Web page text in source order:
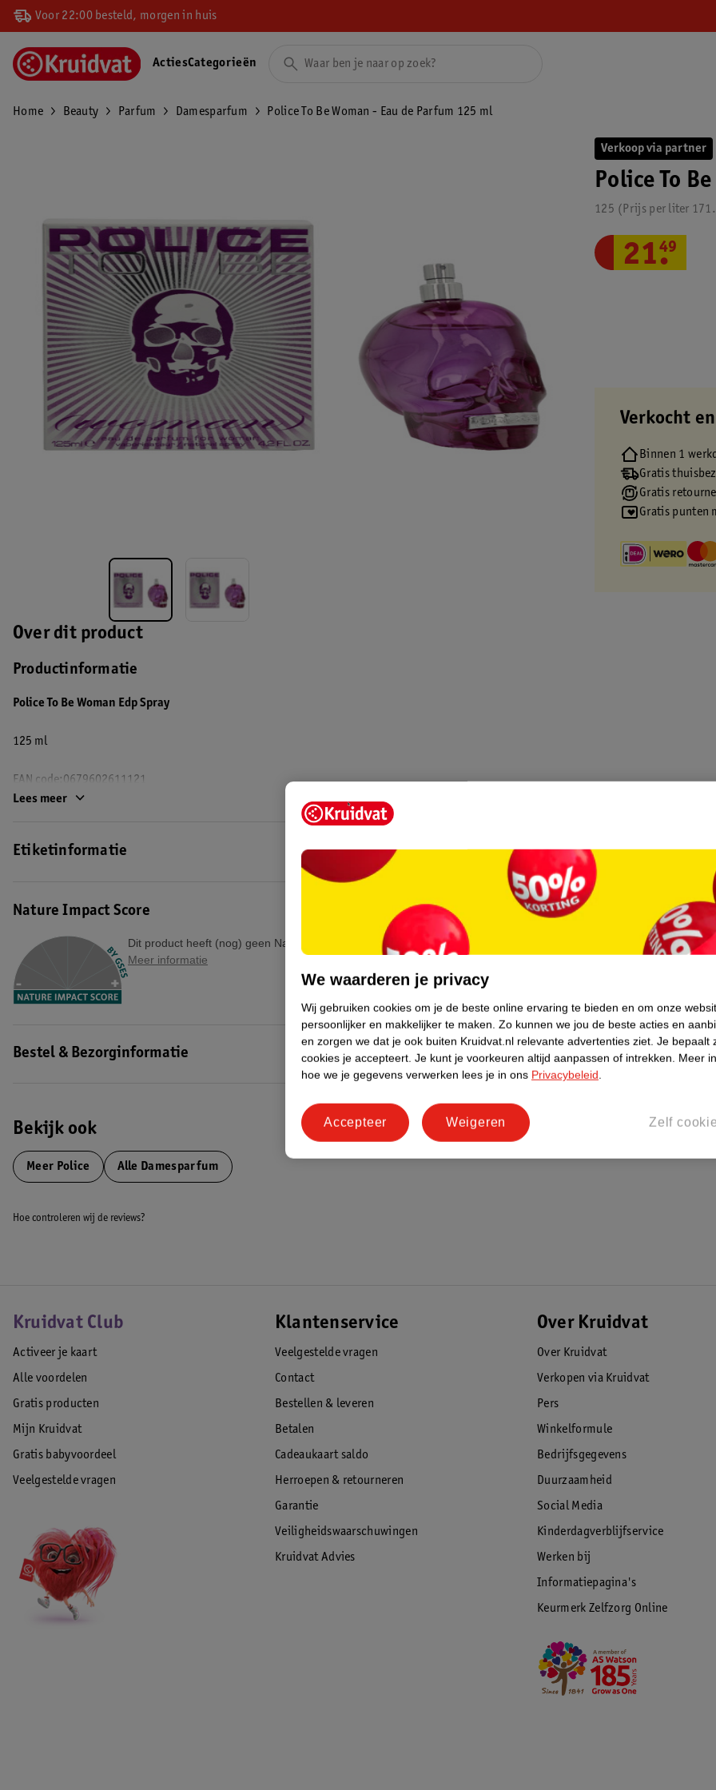
Voor 22:00 besteld, morgen in huis
ActiesCategorieën
Home Beauty Parfum Damesparfum Police To Be Woman - Eau de Parfum 125 ml
Over dit product
Productinformatie
Police To Be Woman Edp Spray
125 ml
EAN code:0679602611121
Lees meer
Etiketinformatie
Nature Impact Score
Dit product heeft (nog) geen Nature Impact Score.
Meer informatie
Bestel & Bezorginformatie
Bekijk ook
Meer Police Alle Damesparfum
Verkoop via partner
Police To
125 Prijs per liter
21.
49
Verkocht
Binnen 1
Gratis
Gratis
Gratis punten
Hoe controleren wij de reviews?
Kruidvat Club
Activeer je kaart
Alle voordelen
Gratis producten
Mijn Kruidvat
Gratis babyvoordeel
Veelgestelde vragen
Klantenservice
Veelgestelde vragen
Contact
Bestellen & leveren
Betalen
Cadeaukaart saldo
Herroepen & retourneren
Garantie
Veiligheidswaarschuwingen
Kruidvat Advies
Over Kruidvat
Over Kruidvat
Verkopen via Kruidvat
Pers
Winkelformule
Bedrijfsgegevens
Duurzaamheid
Social Media
Kinderdagverblijfservice
Werken bij
Informatiepagina's
Keurmerk Zelfzorg Online
We waarderen je privacy
Wij gebruiken cookies om je de beste online ervaring te bieden en om onze
persoonlijker en makkelijker te maken. Zo kunnen we jou de beste acties en
en zorgen we dat je ook buiten Kruidvat.nl relevante advertenties ziet. Je bepaalt
cookies je accepteert. Je kunt je voorkeuren altijd aanpassen of intrekken. Meer
hoe we je gegevens verwerken lees je in ons Privacybeleid.
Zelf
Weigeren
Accepteer